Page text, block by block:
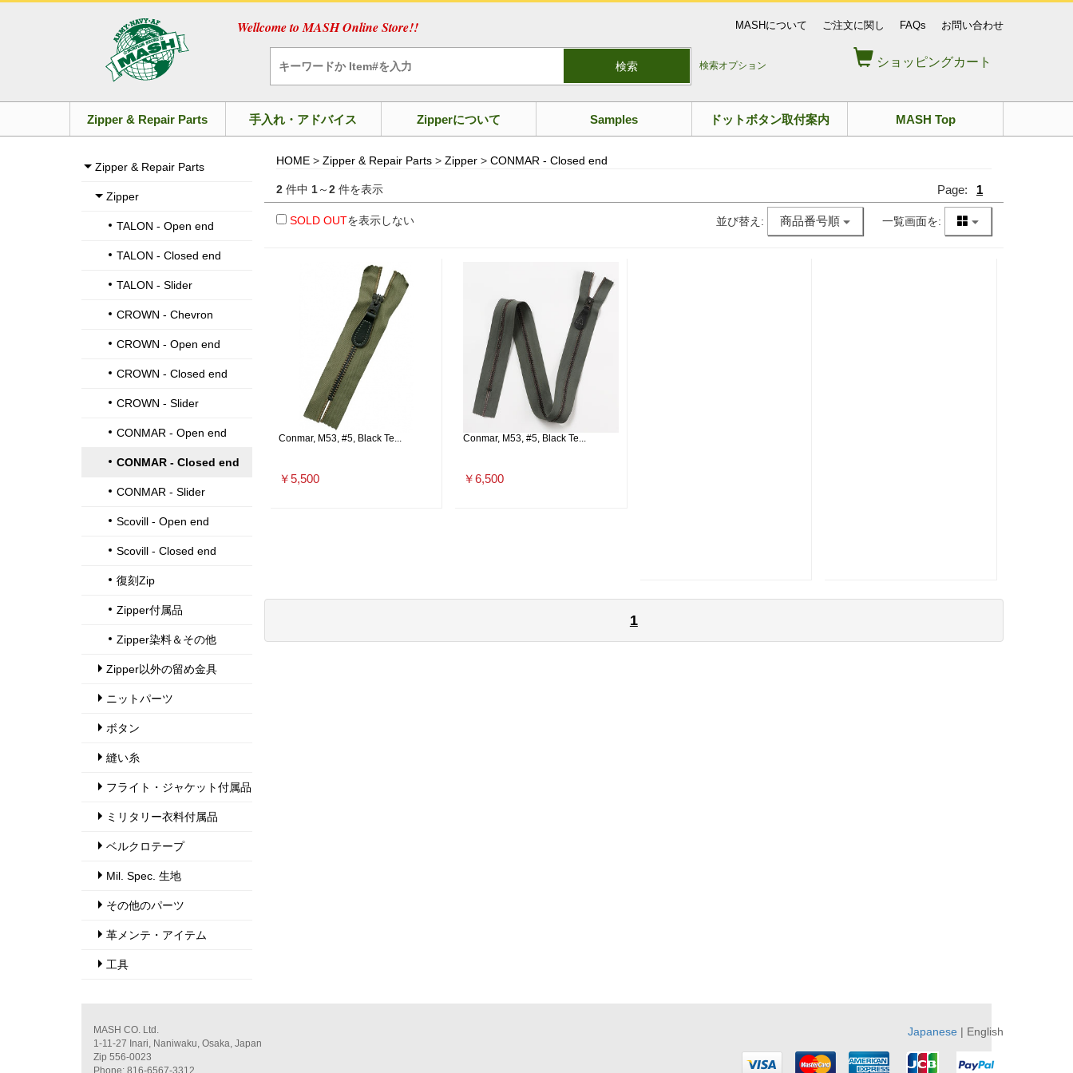
Wellcome to MASH Online Store!! MASHについて ご注文に関し FAQs お問い合わせ
検索 検索オプション ショッピングカート
Zipper & Repair Parts 手入れ・アドバイス Zipperについて Samples ドットボタン取付案内 MASH Top
Zipper & Repair Parts
Zipper
TALON - Open end
TALON - Closed end
TALON - Slider
CROWN - Chevron
CROWN - Open end
CROWN - Closed end
CROWN - Slider
CONMAR - Open end
CONMAR - Closed end
CONMAR - Slider
Scovill - Open end
Scovill - Closed end
復刻Zip
Zipper付属品
Zipper染料＆その他
Zipper以外の留め金具
ニットパーツ
ボタン
縫い糸
フライト・ジャケット付属品
ミリタリー衣料付属品
ベルクロテープ
Mil. Spec. 生地
その他のパーツ
革メンテ・アイテム
工具
HOME> Zipper & Repair Parts> Zipper> CONMAR - Closed end
2件中 1～2件を表示 Page: 1
SOLD OUTを表示しない 並び替え: 商品番号順 一覧画面を:
Conmar, M53, #5, Black Te...
￥5,500
Conmar, M53, #5, Black Te...
￥6,500
1
MASH CO. Ltd.
1-11-27 Inari, Naniwaku, Osaka, Japan
Zip 556-0023
Phone: 816-6567-3312
Japanese | English